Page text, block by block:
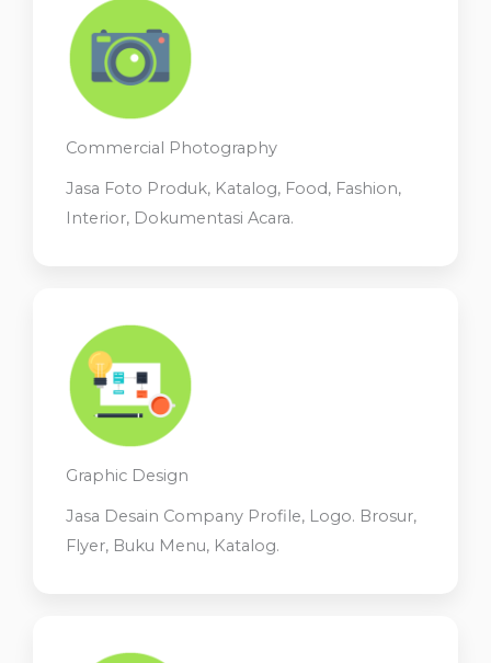
Commercial Photography
Jasa Foto Produk, Katalog, Food, Fashion,
Interior, Dokumentasi Acara.
Graphic Design
Jasa Desain Company Profile, Logo. Brosur,
Flyer, Buku Menu, Katalog.